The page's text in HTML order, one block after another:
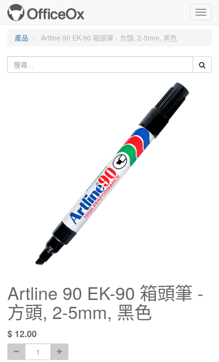
產品
Artline 90 EK-90 箱頭筆 - 方頭, 2-5mm, 黑色
Artline 90 EK-90 箱頭筆 -
方頭, 2-5mm, 黑色
$ 12.00